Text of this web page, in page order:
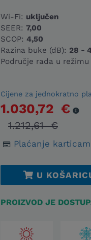
Wi-Fi: uključen
SEER: 7,00
SCOP: 4,50
Razina buke (dB): 28 -
Područje rada u
Cijene za jednokratno
1.030,72 €
1.212,61 €
Plaćanje
U
PROIZVOD JE